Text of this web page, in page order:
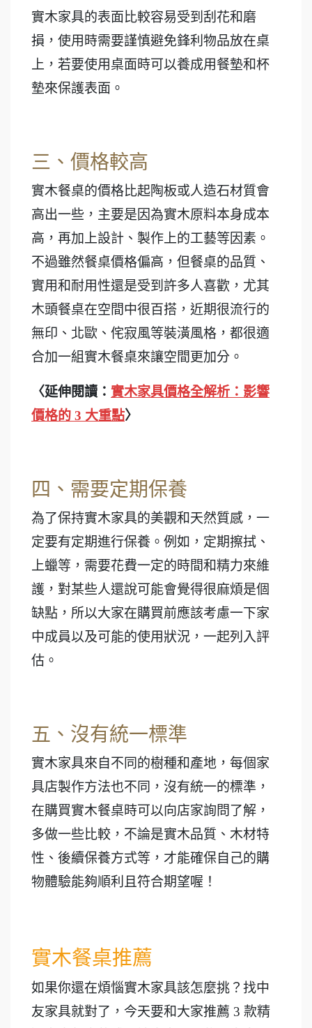
實木家具的表面比較容易受到刮花和磨
損，使用時需要謹慎避免鋒利物品放在桌
上，若要使用桌面時可以養成用餐墊和杯
墊來保護表面。
三、價格較高
實木餐桌的價格比起陶板或人造石材質會
高出一些，主要是因為實木原料本身成本
高，再加上設計、製作上的工藝等因素。
不過雖然餐桌價格偏高，但餐桌的品質、
實用和耐用性還是受到許多人喜歡，尤其
木頭餐桌在空間中很百搭，近期很流行的
無印、北歐、侘寂風等裝潢風格，都很適
合加一組實木餐桌來讓空間更加分。
〈延伸閱讀： 實木家具價格全解析：影響
價格的 3 大重點〉
四、需要定期保養
為了保持實木家具的美觀和天然質感，一
定要有定期進行保養。例如，定期擦拭、
上蠟等，需要花費一定的時間和精力來維
護，對某些人還說可能會覺得很麻煩是個
缺點，所以大家在購買前應該考慮一下家
中成員以及可能的使用狀況，一起列入評
估。
五、沒有統一標準
實木家具來自不同的樹種和產地，每個家
具店製作方法也不同，沒有統一的標準，
在購買實木餐桌時可以向店家詢問了解，
多做一些比較，不論是實木品質、木材特
性、後續保養方式等，才能確保自己的購
物體驗能夠順利且符合期望喔！
實木餐桌推薦
如果你還在煩惱實木家具該怎麼挑？找中
友家具就對了，今天要和大家推薦 3 款精